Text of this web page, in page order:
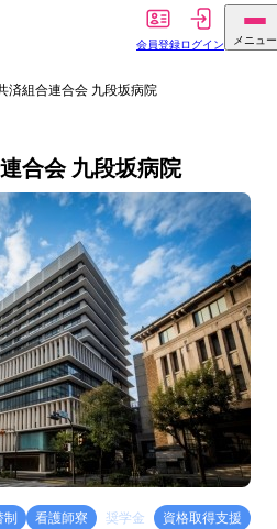
会員登録ログイン メニュー
済組合連合会 九段坂病院
合会 九段坂病院
制 看護師寮 奨学金
資格取得支援